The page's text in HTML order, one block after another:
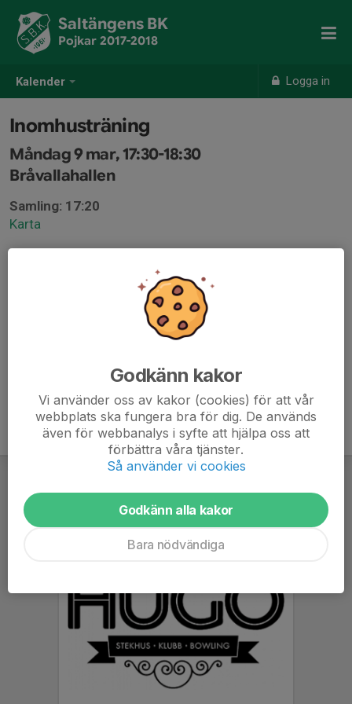
Kalender Logga in
Saltängens BK
Pojkar 2017-2018
Inomhusträning
Måndag 9 mar, 17:30-18:30
Bråvallahallen
Samling: 17:20
Karta
Godkänn kakor
Vi använder oss av kakor (cookies) för att vår
webbplats ska fungera bra för dig. De används
även för webbanalys i syfte att hjälpa oss att
förbättra våra tjänster.
Så använder vi cookies
Godkänn alla kakor
Bara nödvändiga